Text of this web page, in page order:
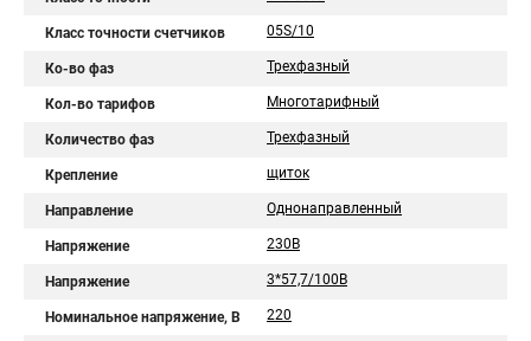
Класс точности счетчиков 05S/10
Ко-во фаз Трехфазный
Кол-во тарифов Многотарифный
Количество фаз Трехфазный
Крепление щиток
Направление Однонаправленный
Напряжение 230В
Напряжение 3*57,7/100В
Номинальное напряжение, В 220